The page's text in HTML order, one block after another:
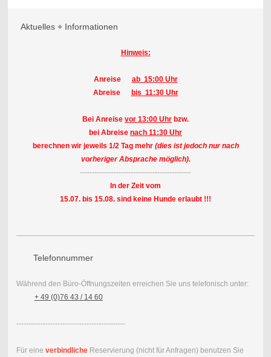
Aktuelles + Informationen
Hinweis:
Anreise ab 15:00 Uhr
Abreise
bis 11:30 Uhr
Bei Anreise vor 13:00 Uhr bzw.
bei Abreise nach 11:30 Uhr
berechnen wir jeweils 1/2 Tag mehr (dies ist jedoch nur nach
vorheriger Absprache möglich).
----------------------------------------------
In der Zeit vom
15.07. bis 15.08. sind keine Hunde erlaubt !!!
Telefonnummer
Während den Büro-Öffnungszeiten erreichen Sie uns telefonisch unter:
+ 49 (0)76 43 / 14 60
---------------------------------------------
Für eine verbindlicheReservierung (nicht für Anfragen) benutzen Sie